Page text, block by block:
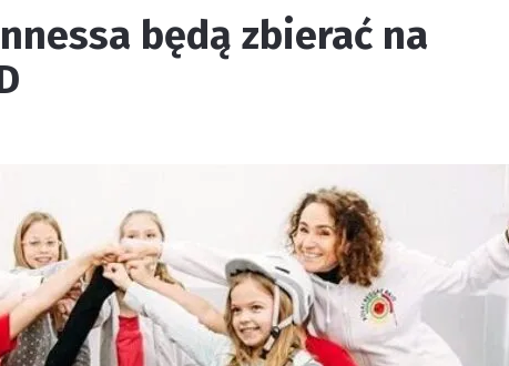
będą zbierać na